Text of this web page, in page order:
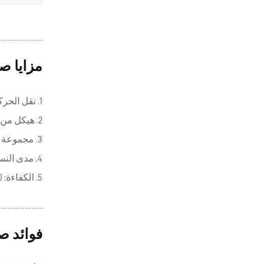
مزايا
1. نقل الحركة الحلزونية ذات الأسنان المخروطية.
2. هيكل من الألومنيوم.
3. مجموعة واسعة من الملحقات.
4. مدى النسبة: 7.5 ~ 300
5. الكفاءة: 90%-92%;92%-94%
فوائد